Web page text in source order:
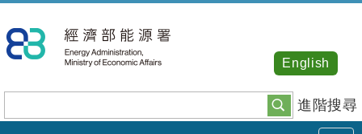
到
主
內
容
進階搜尋
English